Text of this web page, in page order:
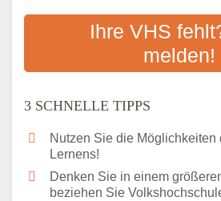
Das bundesweite
Ihre VHS
melden!
3 SCHNELLE TIPPS
Nutzen Sie die Möglichkeiten
Lernens!
Denken Sie in einem
beziehen Sie